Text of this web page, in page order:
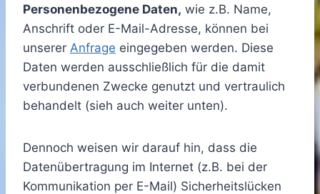
Personenbezogene Daten, wie z.B. Name,
Anschrift oder E-Mail-Adresse, können bei
unserer Anfrage eingegeben werden. Diese
Daten werden ausschließlich für die damit
verbundenen Zwecke genutzt und vertraulich
behandelt (sieh auch weiter unten).
Dennoch weisen wir darauf hin, dass die
Datenübertragung im Internet (z.B. bei der
Kommunikation per E-Mail) Sicherheitslücken